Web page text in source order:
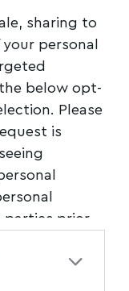
sharing to
personal
below opt-
Please
is
parties prior
personal
,Μαγνησία,